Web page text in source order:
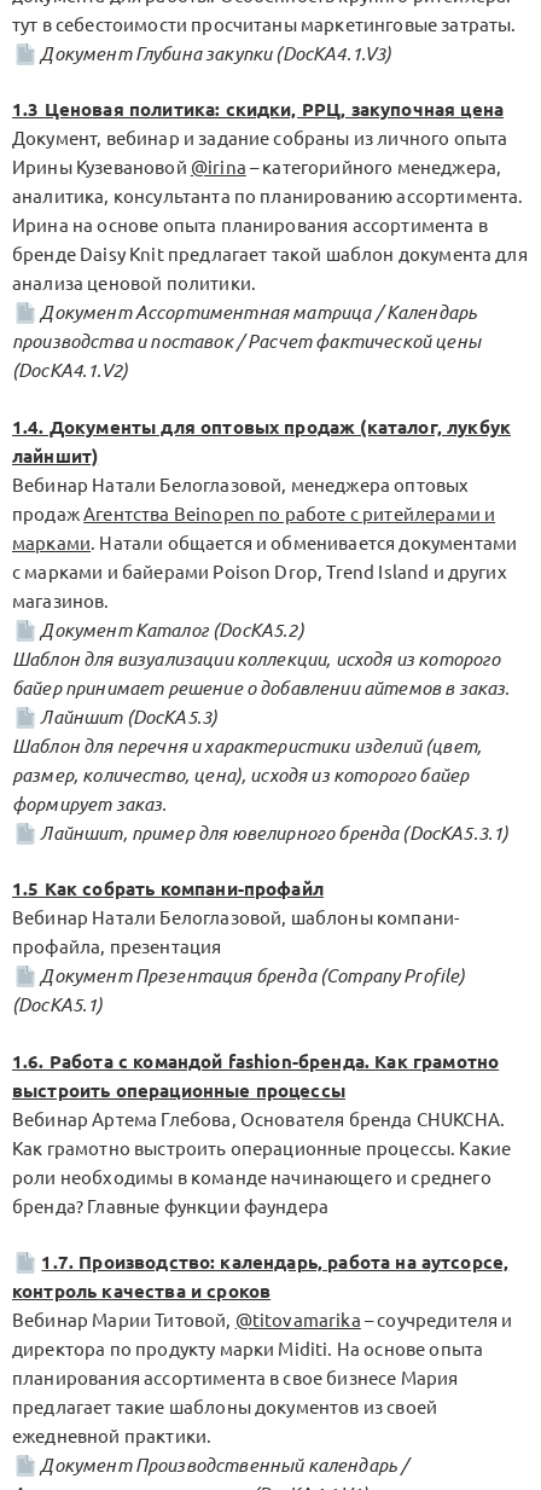
тут в себестоимости просчитаны маркетинговые затраты.
Документ Глубина закупки (DocKA4.1.V3)
1.3 Ценовая политика: скидки, РРЦ, закупочная цена
Документ, вебинар и задание собраны из личного опыта
Ирины Кузевановой @irina – категорийного менеджера,
аналитика, консультанта по планированию ассортимента.
Ирина на основе опыта планирования ассортимента в
бренде Daisy Knit предлагает такой шаблон документа для
анализа ценовой политики.
Документ Ассортиментная матрица / Календарь
производства и поставок / Расчет фактической цены
(DocKA4.1.V2)
1.4. Документы для оптовых продаж (каталог, лукбук
лайншит)
Вебинар Натали Белоглазовой, менеджера оптовых
продажАгентства Beinopen по работе с ритейлерами и
марками. Натали общается и обменивается документами
с марками и байерами Poison Drop, Trend Island и других
магазинов.
Документ Каталог (DocKA5.2)
Шаблон для визуализации коллекции, исходя из которого
байер принимает решение о добавлении айтемов в заказ.
Лайншит (DocKA5.3)
Шаблон для перечня и характеристики изделий (цвет,
размер, количество, цена), исходя из которого байер
формирует заказ.
Лайншит, пример для ювелирного бренда (DocKA5.3.1)
1.5 Как собрать компани-профайл
Вебинар Натали Белоглазовой, шаблоны компани-
профайла, презентация
Документ Презентация бренда (Company Profile)
(DocKA5.1)
1.6. Работа с командой fashion-бренда. Как грамотно
выстроить операционные процессы
Вебинар Артема Глебова, Основателя бренда CHUKCHA.
Как грамотно выстроить операционные процессы. Какие
роли необходимы в команде начинающего и среднего
бренда? Главные функции фаундера
1.7. Производство: календарь, работа на аутсорсе,
контроль качества и сроков
Вебинар Марии Титовой, @titovamarika – соучредителя и
директора по продукту марки Miditi. На основе опыта
планирования ассортимента в свое бизнесе Мария
предлагает такие шаблоны документов из своей
ежедневной практики.
Документ Производственный календарь /